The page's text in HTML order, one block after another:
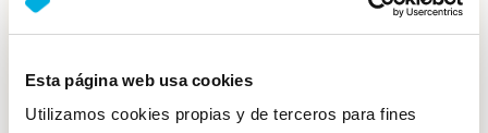
Esta página web usa cookies
Utilizamos cookies propias y de terceros para fines
-500€